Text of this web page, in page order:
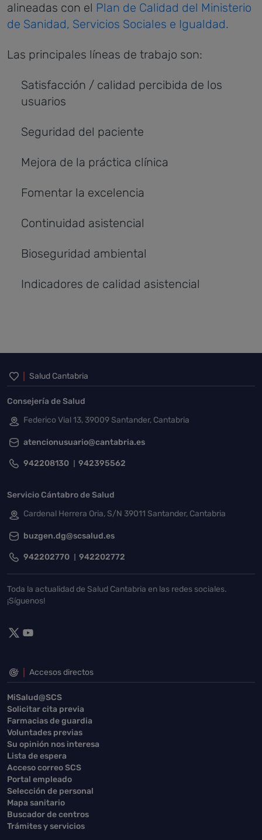
alineadas con el Plan de Calidad del Ministerio
de Sanidad, Servicios Sociales e Igualdad.
Las principales líneas de trabajo son:
Satisfacción / calidad percibida de los
usuarios
Seguridad del paciente
Mejora de la práctica clínica
Fomentar la excelencia
Continuidad asistencial
Bioseguridad ambiental
Indicadores de calidad asistencial
Inicio del pie de página
Salud Cantabria
Consejería de Salud
Federico Vial 13, 39009 Santander, Cantabria
atencionusuario@cantabria.es
942208130 942395562
Servicio Cántabro de Salud
Cardenal Herrera Oria, S/N 39011 Santander, Cantabria
buzgen.dg@scsalud.es
942202770 942202772
Toda la actualidad de Salud Cantabria en las redes sociales.
¡Síguenos!
Accesos directos
MiSalud@SCS
Solicitar cita previa
Farmacias de guardia
Voluntades previas
Su opinión nos interesa
Lista de espera
Acceso correo SCS
Portal empleado
Selección de personal
Mapa sanitario
Buscador de centros
Trámites y servicios